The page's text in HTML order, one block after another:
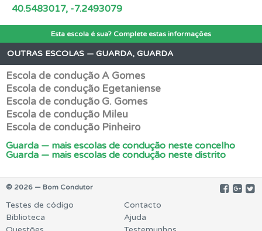
40.5483017, -7.2493079
Esta escola é sua? Complete estas informações
OUTRAS ESCOLAS — GUARDA, GUARDA
Escola de condução A Gomes
Escola de condução Egetaniense
Escola de condução G. Gomes
Escola de condução Mileu
Escola de condução Pinheiro
Guarda — mais escolas de condução neste concelho
Guarda — mais escolas de condução neste distrito
© 2026 — Bom Condutor
Testes de código
Biblioteca
Contacto
Ajuda